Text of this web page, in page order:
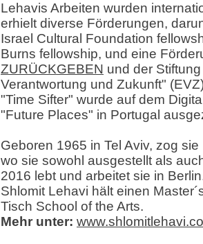
Lehavis Arbeiten wurden
erhielt diverse Förderungen,
Israel Cultural Foundation
Burns fellowship, und eine
ZURÜCKGEBEN und der
Verantwortung und Zukunft"
"Time Sifter" wurde auf dem
"Future Places" in Portugal
Geboren 1965 in Tel Aviv, zog
wo sie sowohl ausgestellt als
2016 lebt und arbeitet sie in
Shlomit Lehavi hält einen
Tisch School of the Arts.
Mehr unter: